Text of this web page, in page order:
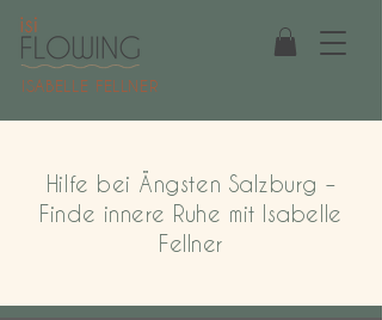
ISABELLE FELLNER
Hilfe bei Ängsten Salzburg –
Finde innere Ruhe mit Isabelle
Fellner